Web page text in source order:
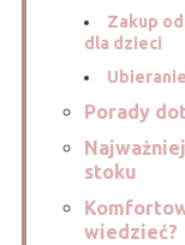
Zakup
dla dzieci
Porady
stoku
wiedzieć?